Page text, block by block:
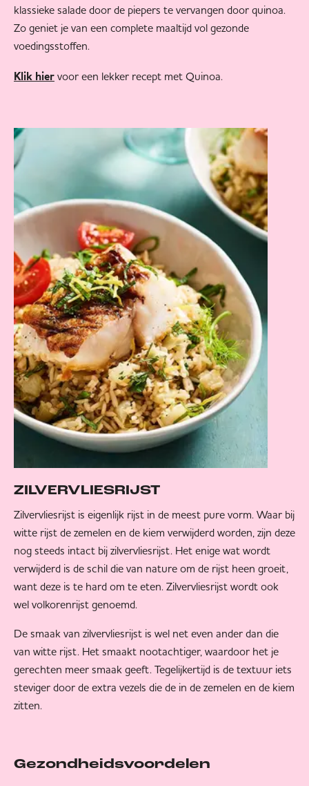
klassieke salade door de piepers te vervangen door quinoa.
Zo geniet je van een complete maaltijd vol gezonde
voedingsstoffen.
Klik hier voor een lekker recept met Quinoa.
ZILVERVLIESRIJST
Zilvervliesrijst is eigenlijk rijst in de meest pure vorm. Waar bij
witte rijst de zemelen en de kiem verwijderd worden, zijn deze
nog steeds intact bij zilvervliesrijst. Het enige wat wordt
verwijderd is de schil die van nature om de rijst heen groeit,
want deze is te hard om te eten. Zilvervliesrijst wordt ook
wel volkorenrijst genoemd.
De smaak van zilvervliesrijst is wel net even ander dan die
van witte rijst. Het smaakt nootachtiger, waardoor het je
gerechten meer smaak geeft. Tegelijkertijd is de textuur iets
steviger door de extra vezels die de in de zemelen en de kiem
zitten.
Gezondheidsvoordelen